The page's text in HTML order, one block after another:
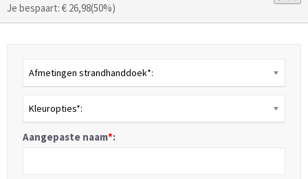
Je bespaart: € 26,98(50%)
Afmetingen strandhanddoek*:
Kleuropties*:
Aangepaste naam*: